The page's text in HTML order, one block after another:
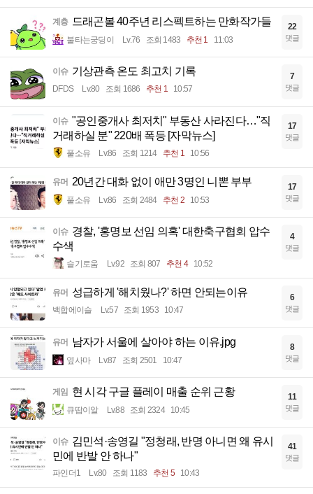
계층 드래곤볼 40주년 리스펙트하는 만화작가들
불타는궁딩이 Lv.76 조회 1483 추천 1 11:03
22
댓글
이슈 기상관측 온도 최고치 기록
DFDS Lv.80 조회 1686 추천 1 10:57
7
댓글
이슈 "공인중개사 최저치" 부동산 사라진다…"직
거래하실 분" 220배 폭등 [자막뉴스]
풀소유 Lv.86 조회 1214 추천 1 10:56
17
댓글
유머 20년간 대화 없이 애만 3명인 니뽄 부부
풀소유 Lv.86 조회 2484 추천 2 10:53
17
댓글
이슈 경찰, '홍명보 선임 의혹' 대한축구협회 압수
수색
슬기로움 Lv.92 조회 807 추천 4 10:52
4
댓글
유머 성급하게 '해치웠나?' 하면 안되는이유
백합에이슬 Lv.57 조회 1953 10:47
6
댓글
유머 남자가 서울에 살아야 하는 이유.jpg
옆사마 Lv.87 조회 2501 10:47
8
댓글
게임 현 시각 구글 플레이 매출 순위 근황
큐땁이알 Lv.88 조회 2324 10:45
11
댓글
이슈 김민석·송영길 "정청래, 반명 아니면 왜 유시
민에 반발 안 하나"
파인더1 Lv.80 조회 1183 추천 5 10:43
41
댓글